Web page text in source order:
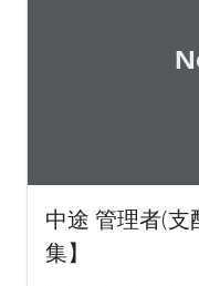
中途 管理者(
集】